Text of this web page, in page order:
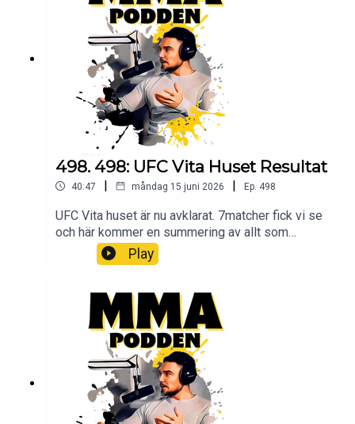
Maila oss på mmapodden@gmail.comInstagram:
@mmapodden
@Pauldelvalle twitter: @pauldelvalle
MMA-
Podden Facebook Youtube Lyssna på Öppet
sinne Spotify iTunes Youtube
498. 498: UFC Vita Huset Resultat
40:47 | måndag 15 juni 2026 | Ep. 498
UFC Vita huset är nu avklarat. 7matcher fick vi se
och här kommer en summering av allt som
skedde under natten och vad som bör ske efter.
Bli Patreon och lyssna på podden utan
avsnitt MMA-Podden PatreonSwish: 12 34 15 30
29Har du ett företag och vill höras i mmapodden?
Maila oss på mmapodden@gmail.comInstagram:
@mmapodden
@Pauldelvalle twitter: @pauldelvalle
MMA-
Podden Facebook Youtube Lyssna på Öppet
sinne Spotify iTunes Youtube
Play